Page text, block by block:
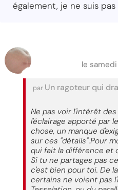
également, je ne suis
le
par Un ragoteur qui
Ne pas voir l'intérêt
l'éclairage apporté par
chose, un manque
sur ces "détails".Pour
qui fait la différence et
Si tu ne partages pas
c'est bien pour toi. De
certains ne voient pas